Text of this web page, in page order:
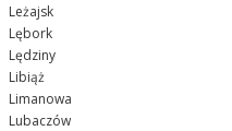
Leżajsk
Lębork
Lędziny
Libiąż
Limanowa
Lubaczów